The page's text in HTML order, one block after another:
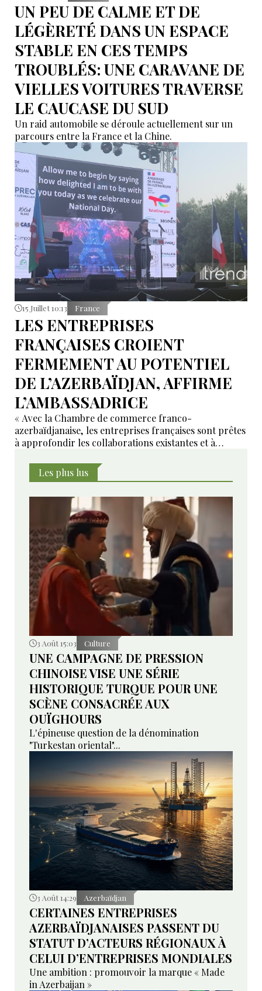
UN PEU DE CALME ET DE
LÉGÈRETÉ DANS UN ESPACE
STABLE EN CES TEMPS
TROUBLÉS: UNE CARAVANE DE
VIELLES VOITURES TRAVERSE
LE CAUCASE DU SUD
Un raid automobile se déroule actuellement sur un
parcours entre la France et la Chine.
15 Juillet 10:13 France
LES ENTREPRISES
FRANÇAISES CROIENT
FERMEMENT AU POTENTIEL
DE L’AZERBAÏDJAN, AFFIRME
L’AMBASSADRICE
« Avec la Chambre de commerce franco-
azerbaïdjanaise, les entreprises françaises sont prêtes
à approfondir les collaborations existantes et à
Les plus lus
3 Août 15:03 Culture
UNE CAMPAGNE DE PRESSION
CHINOISE VISE UNE SÉRIE
HISTORIQUE TURQUE POUR UNE
SCÈNE CONSACRÉE AUX
OUÏGHOURS
L'épineuse question de la dénomination
"Turkestan oriental"...
3 Août 14:29 Azerbaïdjan
CERTAINES ENTREPRISES
AZERBAÏDJANAISES PASSENT DU
STATUT D’ACTEURS RÉGIONAUX À
CELUI D’ENTREPRISES MONDIALES
Une ambition : promouvoir la marque « Made
in Azerbaijan »